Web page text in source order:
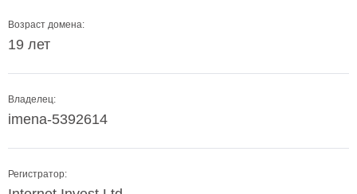
Возраст домена:
19 лет
Владелец:
imena-5392614
Регистратор: